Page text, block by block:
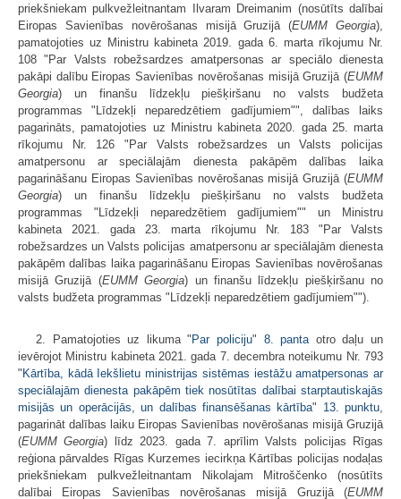
priekšniekam pulkvežleitnantam Ilvaram Dreimanim (nosūtīts dalībai
Eiropas Savienības novērošanas misijā Gruzijā (EUMM Georgia),
pamatojoties uz Ministru kabineta 2019. gada 6. marta rīkojumu Nr.
108 "Par Valsts robežsardzes amatpersonas ar speciālo dienesta
pakāpi dalību Eiropas Savienības novērošanas misijā Gruzijā (EUMM
Georgia) un finanšu līdzekļu piešķiršanu no valsts budžeta
programmas "Līdzekļi neparedzētiem gadījumiem"", dalības laiks
pagarināts, pamatojoties uz Ministru kabineta 2020. gada 25. marta
rīkojumu Nr. 126 "Par Valsts robežsardzes un Valsts policijas
amatpersonu ar speciālajām dienesta pakāpēm dalības laika
pagarināšanu Eiropas Savienības novērošanas misijā Gruzijā (EUMM
Georgia) un finanšu līdzekļu piešķiršanu no valsts budžeta
programmas "Līdzekļi neparedzētiem gadījumiem"" un Ministru
kabineta 2021. gada 23. marta rīkojumu Nr. 183 "Par Valsts
robežsardzes un Valsts policijas amatpersonu ar speciālajām dienesta
pakāpēm dalības laika pagarināšanu Eiropas Savienības novērošanas
misijā Gruzijā (EUMM Georgia) un finanšu līdzekļu piešķiršanu no
valsts budžeta programmas "Līdzekļi neparedzētiem gadījumiem"").
2. Pamatojoties uz likuma " Par policiju" 8. panta otro daļu un
ievērojot Ministru kabineta 2021. gada 7. decembra noteikumu Nr. 793
" Kārtība, kādā Iekšlietu ministrijas sistēmas iestāžu amatpersonas ar
speciālajām dienesta pakāpēm tiek nosūtītas dalībai starptautiskajās
misijās un operācijās, un dalības finansēšanas kārtība" 13. punktu
pagarināt dalības laiku Eiropas Savienības novērošanas misijā Gruzijā
(EUMM Georgia) līdz 2023. gada 7. aprīlim Valsts policijas Rīgas
reģiona pārvaldes Rīgas Kurzemes iecirkņa Kārtības policijas nodaļas
priekšniekam pulkvežleitnantam Nikolajam Mitroščenko (nosūtīts
dalībai Eiropas Savienības novērošanas misijā Gruzijā (EUMM